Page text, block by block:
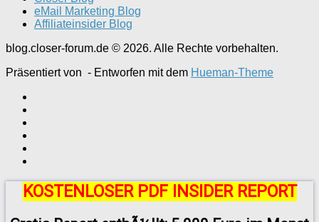
eMail Marketing Blog
Affiliateinsider Blog
blog.closer-forum.de © 2026. Alle Rechte vorbehalten.
Präsentiert von - Entworfen mit dem Hueman-Theme
KOSTENLOSER PDF INSIDER REPORT